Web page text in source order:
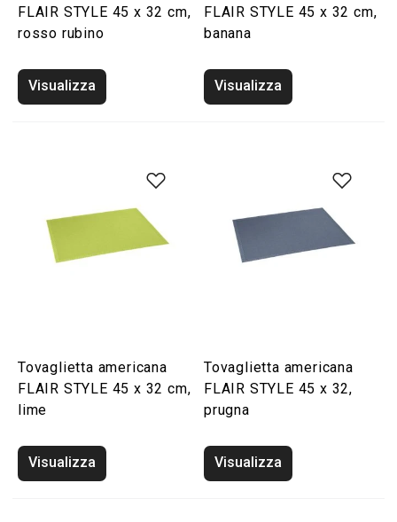
FLAIR STYLE 45 x 32 cm,
rosso rubino
Visualizza
FLAIR STYLE 45 x 32 cm,
banana
Visualizza
Tovaglietta americana
FLAIR STYLE 45 x 32 cm,
lime
Visualizza
Tovaglietta americana
FLAIR STYLE 45 x 32,
prugna
Visualizza